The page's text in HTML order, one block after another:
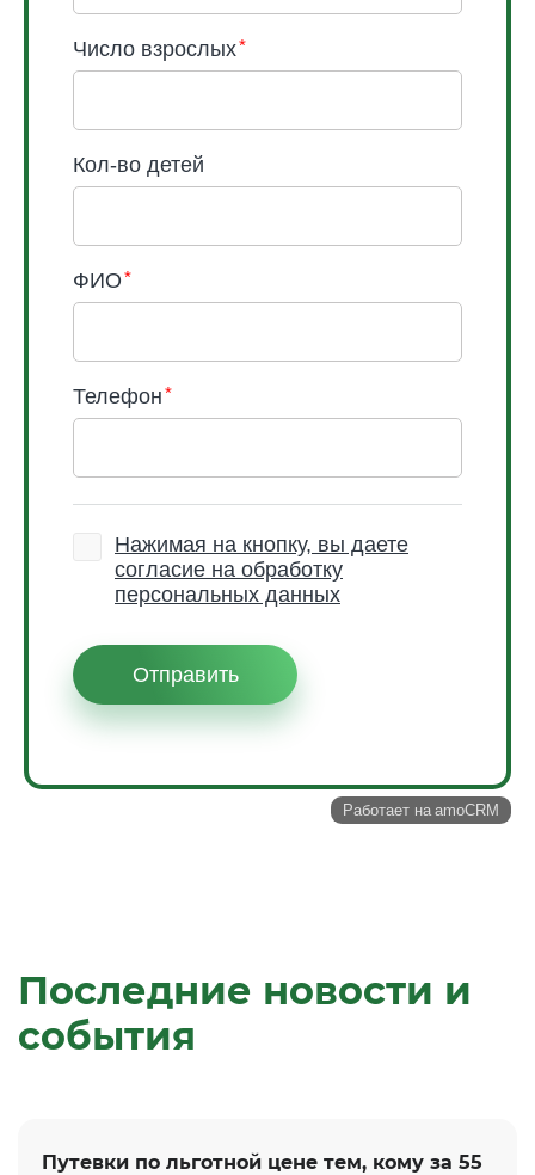
Последние новости и
события
Путевки по льготной цене тем, кому за 55